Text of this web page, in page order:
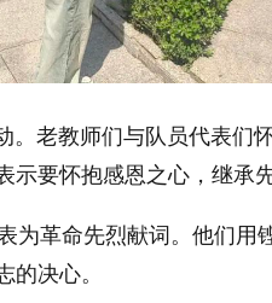
老教师们与队员代表
要怀抱感恩之心，继承
革命先烈献词。他们
决心。